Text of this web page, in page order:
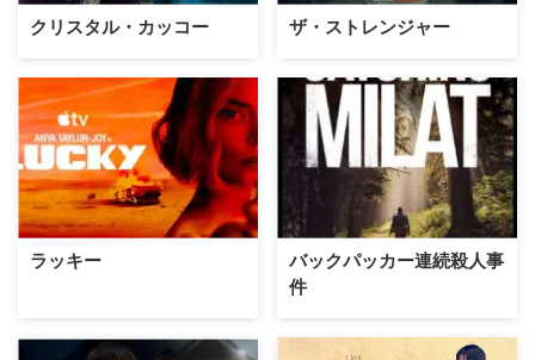
クリスタル・カッコー ザ・ストレンジャー
ラッキー
バックパッカー連続殺人事
件